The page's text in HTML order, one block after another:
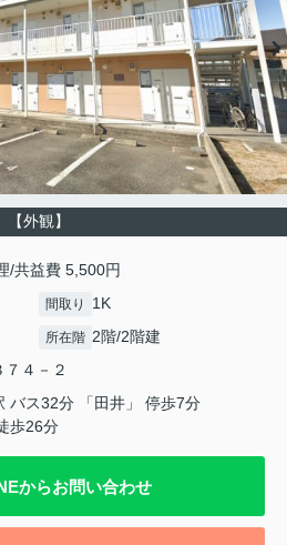
【外観】
/共益費 5,500円
間取り 1K
所在階 2階/2階建
７４－２
バス32分 「田井」 停歩7分
歩26分
からお問い合わせ